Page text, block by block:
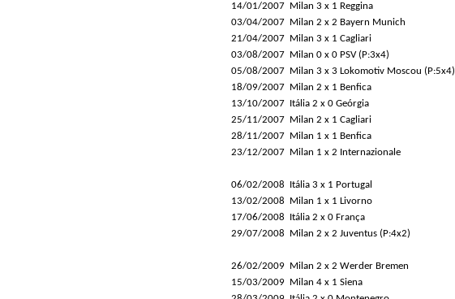
14/01/2007
03/04/2007
21/04/2007
03/08/2007
05/08/2007
18/09/2007
13/10/2007
25/11/2007
28/11/2007
23/12/2007
06/02/2008
13/02/2008
17/06/2008
29/07/2008
26/02/2009
15/03/2009
Milan 3 x 1 Reggina
Milan 2 x 2 Bayern Munich
Milan 3 x 1 Cagliari
Milan 0 x 0 PSV (P:3x4)
Milan 3 x 3 Lokomotiv Moscou (P:5x4)
Milan 2 x 1 Benfica
Itália 2 x 0 Geórgia
Milan 2 x 1 Cagliari
Milan 1 x 1 Benfica
Milan 1 x 2 Internazionale
Itália 3 x 1 Portugal
Milan 1 x 1 Livorno
Itália 2 x 0 França
Milan 2 x 2 Juventus (P:4x2)
Milan 2 x 2 Werder Bremen
Milan 4 x 1 Siena